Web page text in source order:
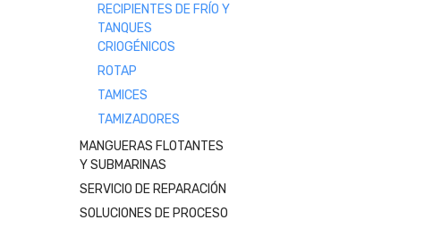
RECIPIENTES DE FRÍO Y
TANQUES
CRIOGÉNICOS
ROTAP
TAMICES
TAMIZADORES
MANGUERAS FLOTANTES
Y SUBMARINAS
SERVICIO DE REPARACIÓN
SOLUCIONES DE PROCESO